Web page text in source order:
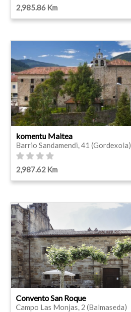
2,985.86 Km
komentu Maitea
Barrio Sandamendi, 41 (Gordexola)
2,987.62 Km
Convento San Roque
Campo Las Monjas, 2 (Balmaseda)